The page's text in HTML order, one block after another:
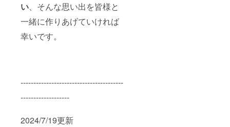
い、そんな思い出を皆様と
一緒に作りあげていければ
幸いです。
----------------------------------------
-------------------
2024/7/19更新